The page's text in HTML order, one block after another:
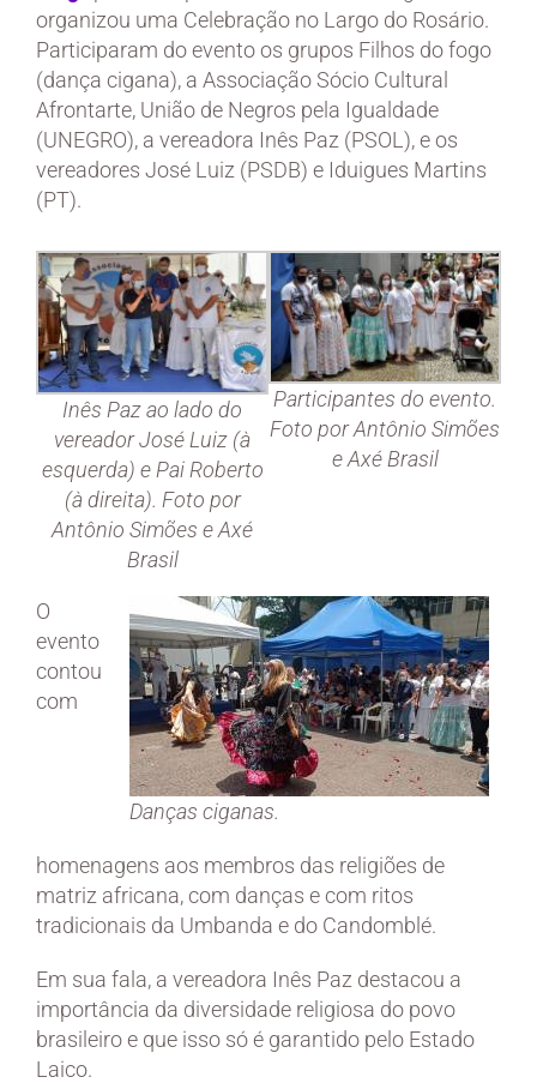
organizou uma Celebração no Largo do Rosário.
Participaram do evento os grupos Filhos do fogo
(dança cigana), a Associação Sócio Cultural
Afrontarte, União de Negros pela Igualdade
(UNEGRO), a vereadora Inês Paz (PSOL), e os
vereadores José Luiz (PSDB) e Iduigues Martins
(PT).
Inês Paz ao lado do
vereador José Luiz (à
esquerda) e Pai Roberto
(à direita). Foto por
Antônio Simões e Axé
Brasil
Participantes do evento.
Foto por Antônio Simões
e Axé Brasil
Danças ciganas.
O
evento
contou
com
homenagens aos membros das religiões de
matriz africana, com danças e com ritos
tradicionais da Umbanda e do Candomblé.
Em sua fala, a vereadora Inês Paz destacou a
importância da diversidade religiosa do povo
brasileiro e que isso só é garantido pelo Estado
Laico.